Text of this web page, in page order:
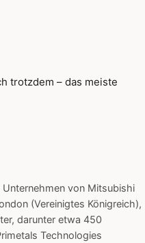
trotzdem – das meiste
von Mitsubishi
(Vereinigtes Königreich),
darunter etwa 450
Technologies